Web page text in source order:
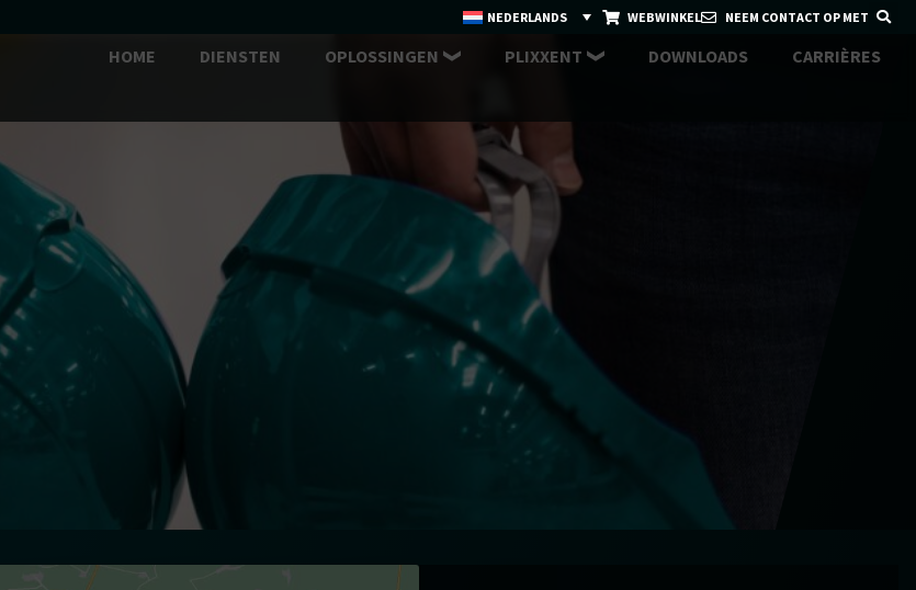
NEDERLANDS WEBWINKEL NEEM CONTACT OP MET
HOME DIENSTEN OPLOSSINGEN PLIXXENT DOWNLOADS CARRIÈRES